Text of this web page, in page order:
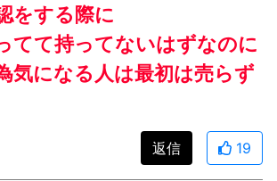
をする際に
てて持ってないはずなのに
気になる人は最初は売らず
返信 19